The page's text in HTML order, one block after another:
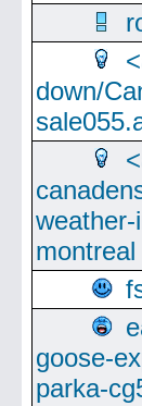
down/
goose-
parka-